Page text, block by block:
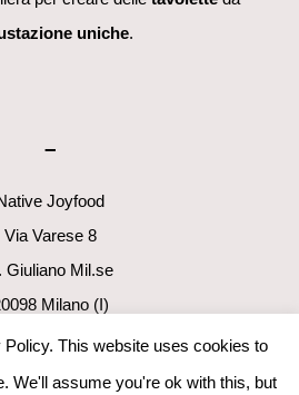
uniche.
–
Joyfood
Via Varese 8
Giuliano Mil.se
Milano (I)
06411160960
This website uses cookies to
We'll assume you're ok with this, but